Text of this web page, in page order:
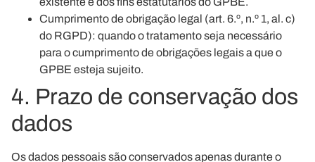
Cumprimento de obrigação legal (art. 6.º, n.º 1, al. c)
do RGPD): quando o tratamento seja necessário
para o cumprimento de obrigações legais a que o
GPBE esteja sujeito.
4. Prazo de conservação dos
dados
Os dados pessoais são conservados apenas durante o